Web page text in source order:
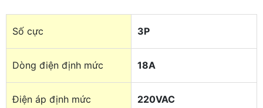
Số cực 3P
Dòng điện định mức 18A
Điện áp định mức 220VAC